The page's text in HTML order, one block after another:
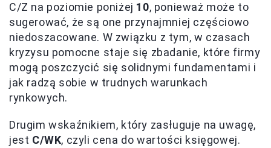
C/Z na poziomie poniżej 10, ponieważ może to
sugerować, że są one przynajmniej częściowo
niedoszacowane. W związku z tym, w czasach
kryzysu pomocne staje się zbadanie, które firmy
mogą poszczycić się solidnymi fundamentami i
jak radzą sobie w trudnych warunkach
rynkowych.
Drugim wskaźnikiem, który zasługuje na uwagę,
jest C/WK, czyli cena do wartości księgowej.